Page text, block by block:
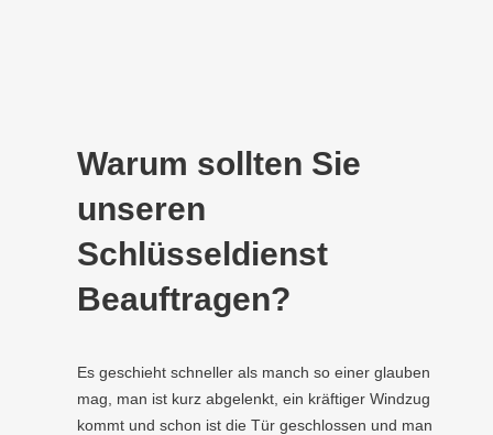
Warum sollten Sie
unseren
Schlüsseldienst
Beauftragen?
Es geschieht schneller als manch so einer glauben
mag, man ist kurz abgelenkt, ein kräftiger Windzug
kommt und schon ist die Tür geschlossen und man